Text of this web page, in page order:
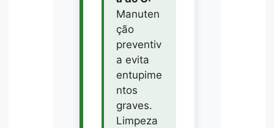
Manuten
ção
preventiv
a evita
entupime
ntos
graves.
Limpeza